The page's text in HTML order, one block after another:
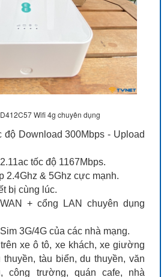
Wifi 4g chuyên dụng
độ Download 300Mbps - Upload
tốc độ 1167Mbps.
2.4Ghz & 5Ghz cực mạnh.
bị cùng lúc.
+ cổng LAN chuyên dụng
3G/4G của các nhà mạng.
xe ô tô, xe khách, xe giường
tàu biển, du thuyền, văn
công trường, quán cafe, nhà